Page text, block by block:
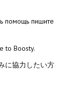
помощь пишите
to Boosty.
に協力したい方